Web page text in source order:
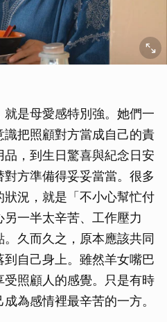
是母愛感特別強。她們一
識把照顧對方當成自己的責
，到生日驚喜與紀念日安
方準備得妥妥當當。很多
況，就是「不小心幫忙付
一半太辛苦、工作壓力
久而久之，原本應該共同
自己身上。雖然羊女嘴巴
照顧人的感覺。只是有時
為感情裡最辛苦的一方。